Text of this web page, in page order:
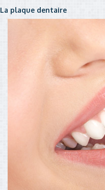
La plaque dentaire